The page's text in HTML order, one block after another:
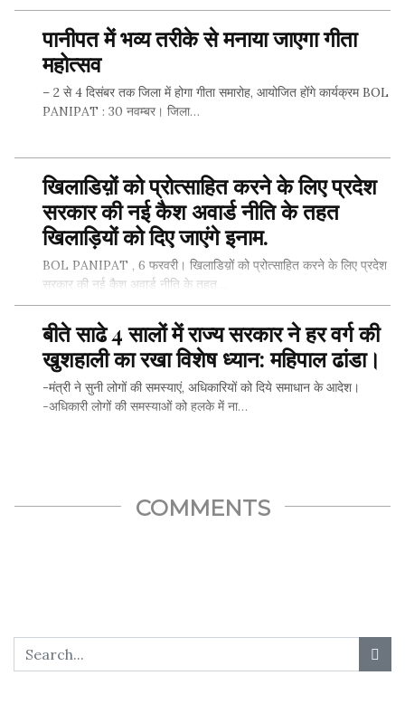
SHARE THIS...
पानीपत में भव्य तरीके से मनाया जाएगा गीता
महोत्सव
– 2 से 4 दिसंबर तक जिला में होगा गीता समारोह, आयोजित होंगे कार्यक्रम BOL
PANIPAT : 30 नवम्बर। जिला…
SHARE THIS...
खिलाडिय़ों को प्रोत्साहित करने के लिए प्रदेश
सरकार की नई कैश अवार्ड नीति के तहत
खिलाड़ियों को दिए जाएंगे इनाम.
BOL PANIPAT , 6 फरवरी। खिलाडिय़ों को प्रोत्साहित करने के लिए प्रदेश
सरकार की नई कैश अवार्ड नीति के तहत…
SHARE THIS...
बीते साढे 4 सालों में राज्य सरकार ने हर वर्ग की
खुशहाली का रखा विशेष ध्यान: महिपाल ढांडा।
-मंत्री ने सुनी लोगों की समस्याएं, अधिकारियों को दिये समाधान के आदेश।
-अधिकारी लोगों की समस्याओं को हलके में ना…
COMMENTS